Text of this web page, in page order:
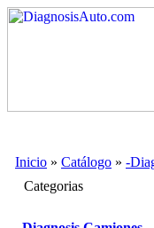
Inicio » Catálogo » -
Categorias